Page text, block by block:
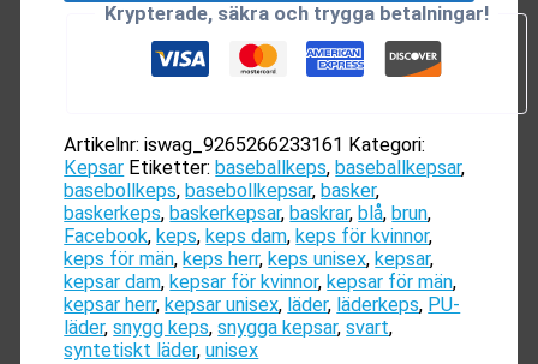
Krypterade, säkra och trygga betalningar!
Artikelnr:iswag_9265266233161 Kategori:
Kepsar Etiketter: baseballkeps, baseballkepsar,
basebollkeps, basebollkepsar, basker,
baskerkeps, baskerkepsar, baskrar, blå, brun,
Facebook, keps, keps dam, keps för kvinnor,
keps för män, keps herr, keps unisex, kepsar,
kepsar dam, kepsar för kvinnor, kepsar för män,
kepsar herr, kepsar unisex, läder, läderkeps, PU-
läder,snygg keps,snygga kepsar,svart,
syntetiskt läder,unisex